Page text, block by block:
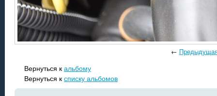
←
Вернуться к альбому
Вернуться к списку альбомов